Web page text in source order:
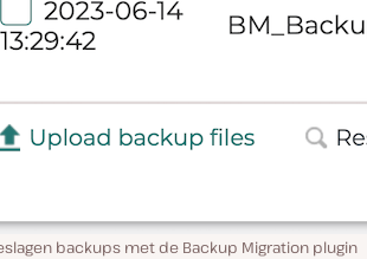
backups met de Backup Migration plugin